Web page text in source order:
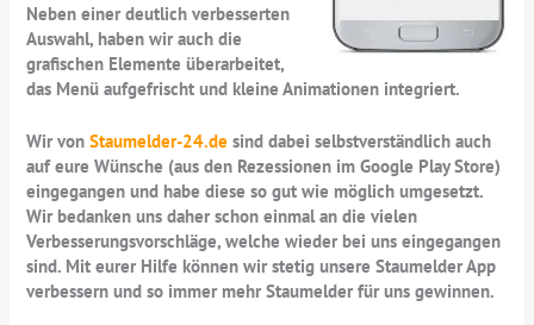
Neben einer deutlich verbesserten
Auswahl, haben wir auch die
grafischen Elemente überarbeitet,
das Menü aufgefrischt und kleine Animationen integriert.
Wir vonStaumelder-24.de sind dabei selbstverständlich auch
auf eure Wünsche (aus den Rezessionen im Google Play Store)
eingegangen und habe diese so gut wie möglich umgesetzt.
Wir bedanken uns daher schon einmal an die vielen
Verbesserungsvorschläge, welche wieder bei uns eingegangen
sind. Mit eurer Hilfe können wir stetig unsere Staumelder App
verbessern und so immer mehr Staumelder für uns gewinnen.